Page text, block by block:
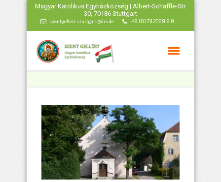
Magyar Katolikus Egyházközség | Albert-Schäffle-Str.
30, 70186 Stuttgart
szentgellert.stuttgart@drs.de +49 (0) 711 236 919 0